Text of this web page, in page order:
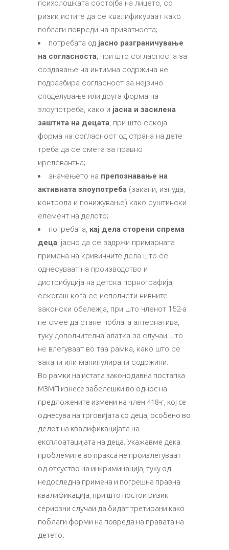
психолошката состојба на лицето, со
ризик истите да се квалификуваат како
поблаги повреди на приватноста;
потребата од јасно разграничување
на согласноста, при што согласноста за
создавање на интимна содржина не
подразбира согласност за нејзино
споделување или друга форма на
злоупотреба, како и јасна и засилена
заштита на децата, при што секоја
форма на согласност од страна на дете
треба да се смета за правно
ирелевантна;
значењето на препознавање на
активната злоупотреба (закани, изнуда,
контрола и понижување) како суштински
елемент на делото;
потребата, кај дела сторени спрема
деца, јасно да се задржи примарната
примена на кривичните дела што се
однесуваат на производство и
дистрибуција на детска порнографија,
секогаш кога се исполнети нивните
законски обележја, при што членот 152-а
не смее да стане поблага алтернатива,
туку дополнителна алатка за случаи што
не влегуваат во таа рамка, како што се
закани или манипулирани содржини.
Во рамки на истата законодавна постапка
МЗМП изнесе забелешки во однос на
предложените измени на член 418-г, кој се
однесува на трговијата со деца, особено во
делот на квалификацијата на
експлоатацијата на деца. Укажавме дека
проблемите во пракса не произлегуваат
од отсуство на инкриминација, туку од
недоследна примена и погрешна правна
квалификација, при што постои ризик
сериозни случаи да бидат третирани како
поблаги форми на повреда на правата на
детето.